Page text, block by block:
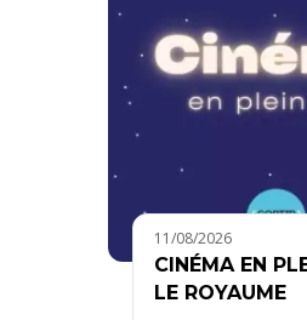
11/08/2026
CINÉMA EN
LE ROYAUME